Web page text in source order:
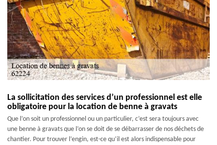
La sollicitation des services d’un professionnel est elle
obligatoire pour la location de benne à gravats
Que l’on soit un professionnel ou un particulier, c’est sera toujours avec
une benne à gravats que l’on se doit de se débarrasser de nos déchets de
chantier. Pour trouver l’engin, est-ce qu’il est alors indispensable pour